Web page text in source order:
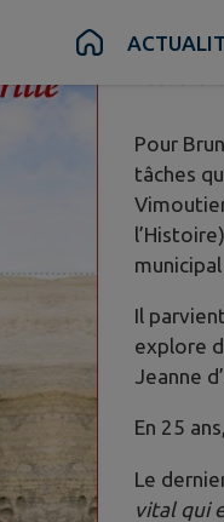
Pour
tâches
Il
explore
Jeanne
En 25
Le
vital qui